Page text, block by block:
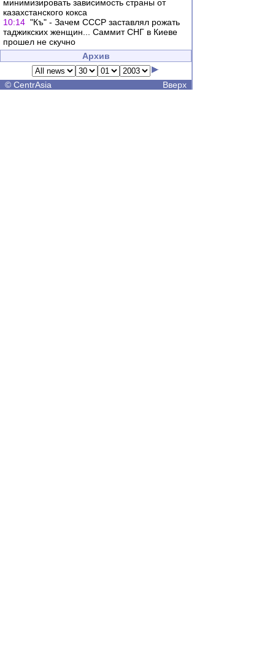
минимизировать зависимость страны от
казахстанского кокса
10:14 "Къ" - Зачем СССР заставлял рожать
таджикских женщин... Саммит СНГ в Киеве
прошел не скучно
Архив
© CentrAsia Вверх